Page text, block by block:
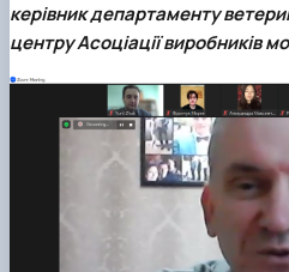
керівник департаменту
центру Асоціації виробників